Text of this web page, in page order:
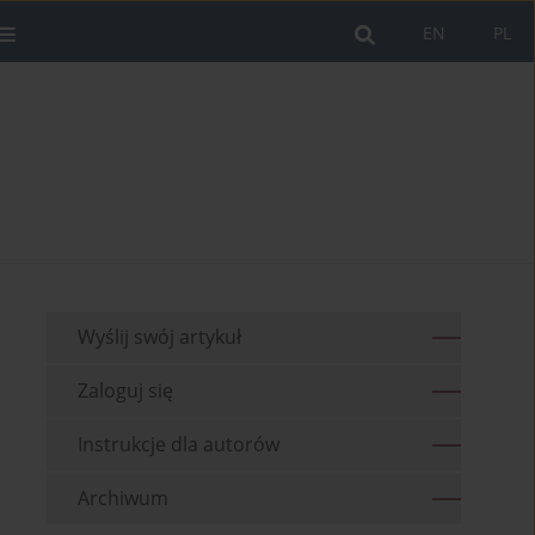
PL
EN
Wyślij swój artykuł
Zaloguj się
Instrukcje dla autorów
Archiwum